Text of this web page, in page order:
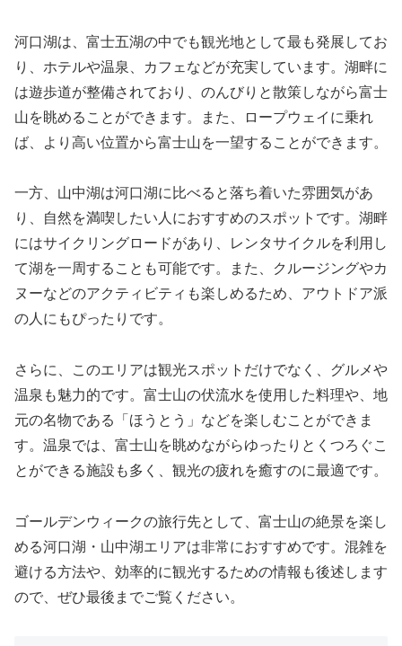
河口湖は、富士五湖の中でも観光地として最も発展してお
り、ホテルや温泉、カフェなどが充実しています。湖畔に
は遊歩道が整備されており、のんびりと散策しながら富士
山を眺めることができます。また、ロープウェイに乗れ
ば、より高い位置から富士山を一望することができます。
一方、山中湖は河口湖に比べると落ち着いた雰囲気があ
り、自然を満喫したい人におすすめのスポットです。湖畔
にはサイクリングロードがあり、レンタサイクルを利用し
て湖を一周することも可能です。また、クルージングやカ
ヌーなどのアクティビティも楽しめるため、アウトドア派
の人にもぴったりです。
さらに、このエリアは観光スポットだけでなく、グルメや
温泉も魅力的です。富士山の伏流水を使用した料理や、地
元の名物である「ほうとう」などを楽しむことができま
す。温泉では、富士山を眺めながらゆったりとくつろぐこ
とができる施設も多く、観光の疲れを癒すのに最適です。
ゴールデンウィークの旅行先として、富士山の絶景を楽し
める河口湖・山中湖エリアは非常におすすめです。混雑を
避ける方法や、効率的に観光するための情報も後述します
ので、ぜひ最後までご覧ください。